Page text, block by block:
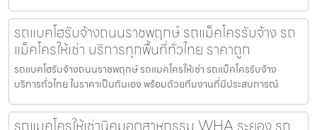
รถแบคโฮรับจ้างถนนราชพฤกษ์ รถแม็คโครรับจ้าง รถ
แม็คโครให้เช่า บริการทุกพื้นที่ทั่วไทย ราคาถูก
รถแบคโฮรับจ้างถนนราชพฤกษ์ รถแมคโครให้เช่า รถแม็คโครรับจ้าง
บริการทั่วไทย ในราคาเป็นกันเอง พร้อมด้วยทีมงานที่มีประสบการณ์